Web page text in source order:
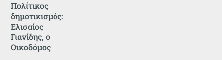
Πολίτικος
δημοτικισμός:
Ελισαίος
Γιανίδης, ο
Οικοδόμος